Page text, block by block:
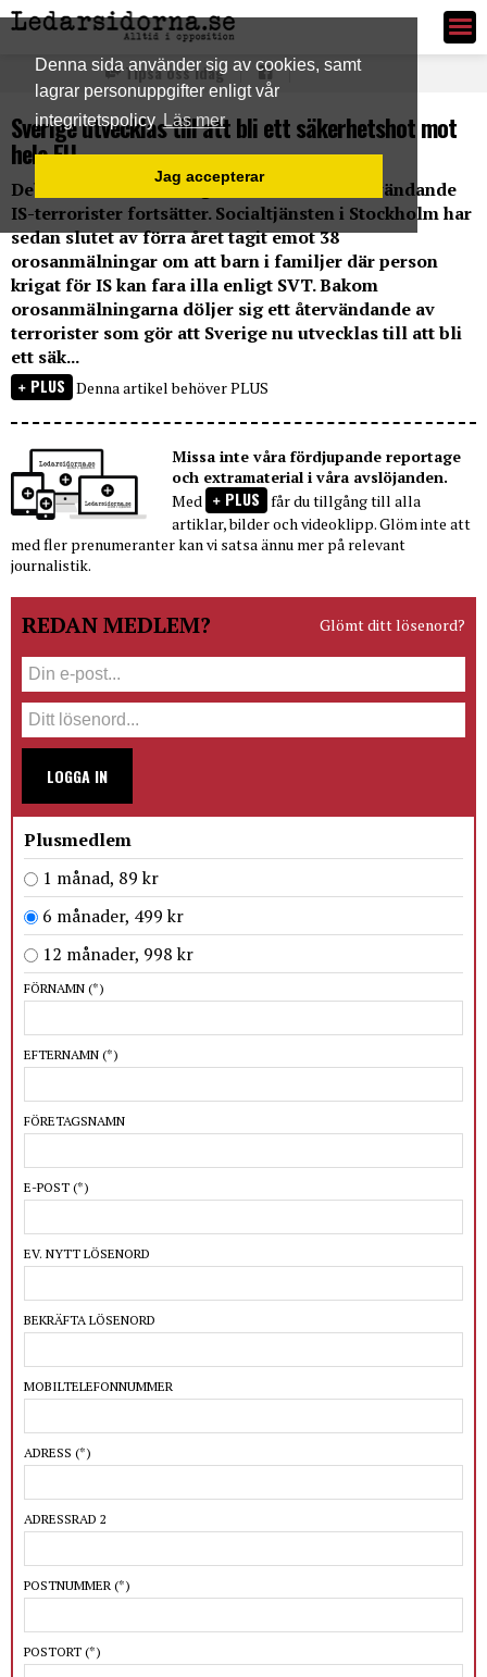
Denna sida använder sig av cookies, samt
lagrar personuppgifter enligt vår
integritetspolicy Läs mer
Jag accepterar
Ledarsidorna.se
Tipsa oss idag
Sverige utvecklas till att bli ett säkerhetshot mot
hela EU
Debatten om hur Sverige skall hantera återvändande
IS-terrorister fortsätter. Socialtjänsten i Stockholm har
sedan slutet av förra året tagit emot 38
orosanmälningar om att barn i familjer där person
krigat för IS kan fara illa enligt SVT. Bakom
orosanmälningarna döljer sig ett återvändande av
terrorister som gör att Sverige nu utvecklas till att bli
ett säk...
PLUS Denna artikel behöver PLUS
Missa inte våra fördjupande reportage
och extramaterial i våra avslöjanden.
Med
PLUS får du tillgång till alla
artiklar, bilder och videoklipp. Glöm inte att
med fler prenumeranter kan vi satsa ännu mer på relevant
journalistik.
REDAN MEDLEM? Glömt ditt lösenord?
LOGGA IN
Plusmedlem
1 månad, 89 kr
6 månader, 499 kr
12 månader, 998 kr
FÖRNAMN (*)
EFTERNAMN (*)
FÖRETAGSNAMN
E-POST (*)
EV. NYTT LÖSENORD
BEKRÄFTA LÖSENORD
MOBILTELEFONNUMMER
ADRESS (*)
ADRESSRAD 2
POSTNUMMER (*)
POSTORT (*)